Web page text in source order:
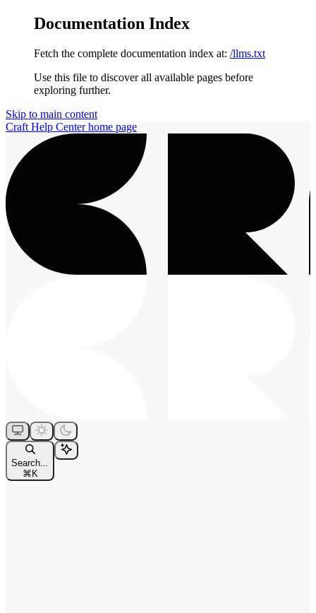
Documentation Index
Fetch the complete documentation index at: /llms.txt
Use this file to discover all available pages before
exploring further.
Skip to main content
Craft Help Centerhome page
Search...
⌘ K